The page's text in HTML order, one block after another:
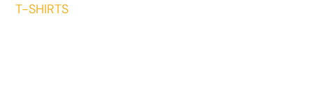
T-SHIRTS